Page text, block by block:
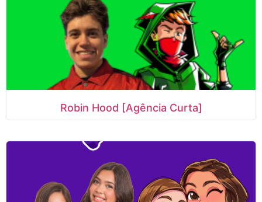
Robin Hood [Agência Curta]